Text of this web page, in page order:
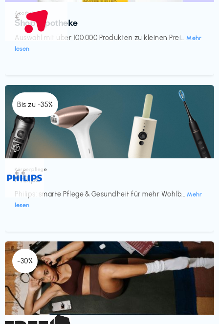
Apotheke
Shop Apotheke
Auswahl mit über 100.000 Produkten zu kleinen Prei... Mehr
lesen
€‎
Bis zu -35%
Körperpflege
Philips
Philips: smarte Pflege & Gesundheit für mehr Wohlb... Mehr
lesen
€€‎
-30%